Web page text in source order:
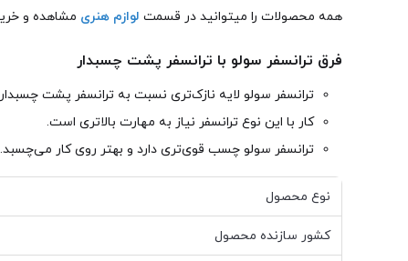
همه محصولات را میتوانید در قسمت لوازم هنری مشاهده و
فرق ترانسفر سولو با ترانسفر پشت چسبدار
ترانسفر سولو لایه نازک‌تری نسبت به ترانسفر پشت چسبدار
کار با این نوع ترانسفر نیاز به مهارت بالاتری است.
ترانسفر سولو چسب قوی‌تری دارد و بهتر روی کار می‌چسبد.
نوع محصول
کشور سازنده محصول